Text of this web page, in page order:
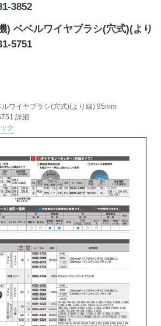
3852
) ベベルワイヤブラシ(穴式)(より
5751
ワイヤブラシ(穴式)(より線) 95mm
詳細
ク